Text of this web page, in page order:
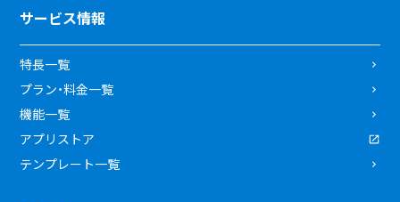
サービス情報
特長一覧
プラン・料金一覧
機能一覧
アプリストア
テンプレート一覧